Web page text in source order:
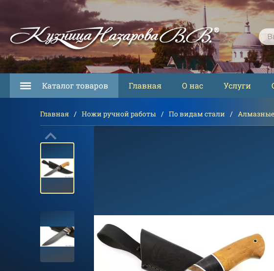
Каталог товаров Главная О нас Услуги
Главная Ножи ручной работы По видам стали